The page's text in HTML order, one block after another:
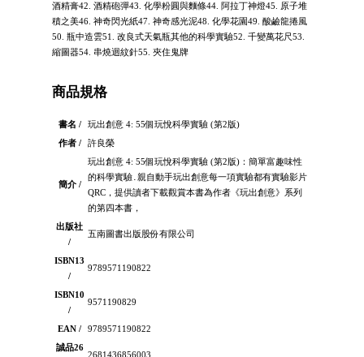
酒精膏42. 酒精砲彈43. 化學粉圓與麵條44. 阿拉丁神燈45. 原子堆
積之美46. 神奇閃光紙47. 神奇感光泥48. 化學花園49. 酸鹼龍捲風
50. 瓶中造雲51. 改良式天氣瓶其他的科學實驗52. 千變萬花尺53.
縮圖器54. 串燒迴紋針55. 夾住鬼牌
商品規格
書名 /
玩出創意 4: 55個玩悅科學實驗 (第2版)
作者 /
許良榮
簡介 /
玩出創意 4: 55個玩悅科學實驗 (第2版)：簡單富趣味性
的科學實驗․親自動手玩出創意每一項實驗都有實驗影片
QRC，提供讀者下載觀賞本書為作者《玩出創意》系列
的第四本書，
出版社
/
五南圖書出版股份有限公司
ISBN13
/
9789571190822
ISBN10
/
9571190829
EAN /
9789571190822
誠品26
2681436856003